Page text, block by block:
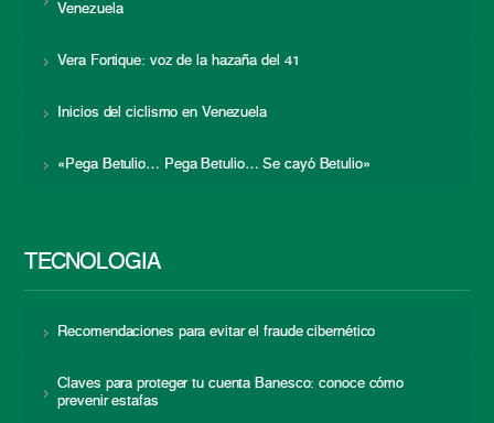
Venezuela
Vera Fortique: voz de la hazaña del 41
Inicios del ciclismo en Venezuela
«Pega Betulio… Pega Betulio… Se cayó Betulio»
TECNOLOGÍA
Recomendaciones para evitar el fraude cibernético
Claves para proteger tu cuenta Banesco: conoce cómo
prevenir estafas